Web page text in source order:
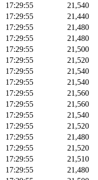
17:29:55
21,540
17:29:55
21,440
17:29:55
21,480
17:29:55
21,480
17:29:55
21,500
17:29:55
21,520
17:29:55
21,540
17:29:55
21,540
17:29:55
21,560
17:29:55
21,560
17:29:55
21,540
17:29:55
21,520
17:29:55
21,480
17:29:55
21,520
17:29:55
21,510
17:29:55
21,480